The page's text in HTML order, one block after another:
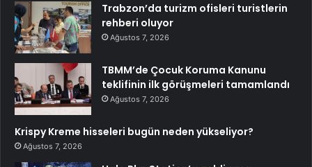
Trabzon’da turizm ofisleri turistlerin
rehberi oluyor
Ağustos 7, 2026
TBMM’de Çocuk Koruma Kanunu
teklifinin ilk görüşmeleri tamamlandı
Ağustos 7, 2026
Krispy Kreme hisseleri bugün neden yükseliyor?
Ağustos 7, 2026